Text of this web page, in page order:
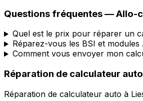
Questions fréquentes —Allo-
Quel est le prix pour réparer un
Réparez-vous les BSI et
Comment vous envoyer mon
Réparation de calculateur auto
Réparation de calculateur auto à